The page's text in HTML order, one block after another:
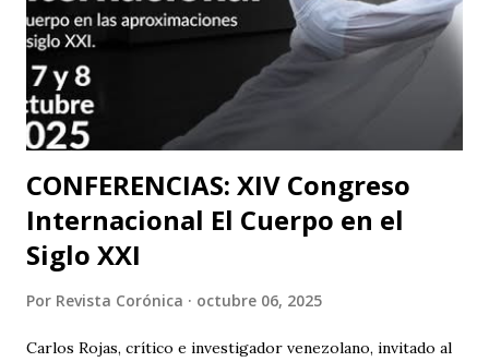
ya que el teatro físico tiene un lugar muy importante en la
escena Portuguesa), posteriormente irán a Valencia y
Barcelona. Juan Carlos Agudelo P...
CONFERENCIAS: XIV Congreso
Internacional El Cuerpo en el
Siglo XXI
Por Revista Corónica octubre 06, 2025
Carlos Rojas, crítico e investigador venezolano, invitado al